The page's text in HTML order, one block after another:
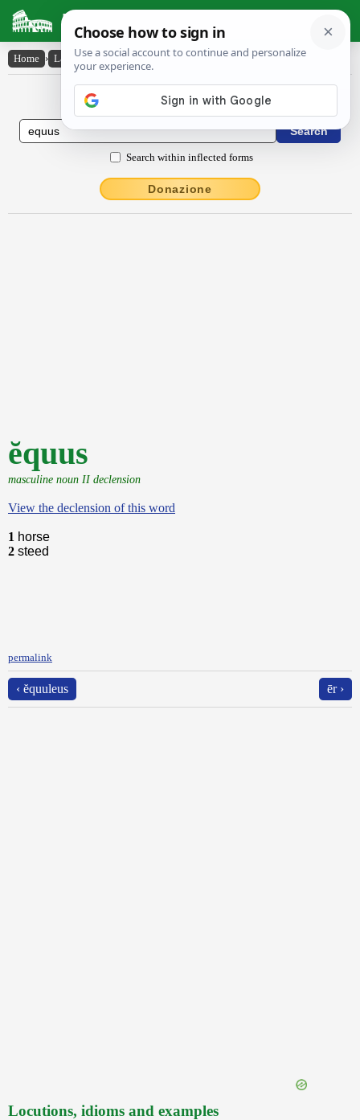
Latin Dictionary
Home › Latin-English › ĕquus
Latin to English Dictionary
Search within inflected forms
Donazione
ĕquus
masculine noun II declension
View the declension of this word
1 horse
2 steed
permalink
‹ ĕquuleus ēr ›
Locutions, idioms and examples